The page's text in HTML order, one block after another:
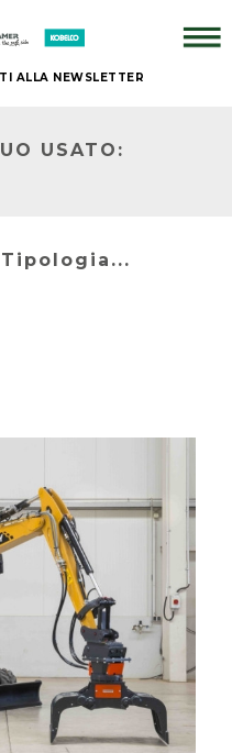
ALLA NEWSLETTER
USATO: